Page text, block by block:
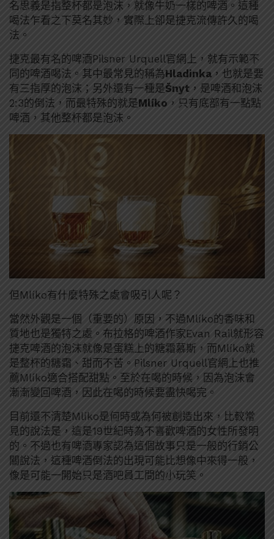
名思義是指整杯都是泡沫，就像牛奶一樣的啤酒。這種
喝法乍看之下莫名其妙，實際上卻是捷克流傳許久的喝
法。
捷克最有名的啤酒Pilsner Urquell官網上，就有示範不
同的啤酒喝法。其中最常見的稱為Hladinka ，也就是要
有三指厚的泡沫；另外還有一種是Šnyt ，是啤酒和泡沫
2:3的倒法，而最特殊的就是Mlíko ，只有底部有一點點
啤酒，其他整杯都是泡沫。
但Mlíko有什麼特殊之處會吸引人呢？
當然外觀是一個（重要的）原因，不過Mlíko的香味和
質地也是獨特之處。布拉格的啤酒作家Evan Rail就形容
捷克啤酒的泡沫就像是蛋糕上的糖霜慕斯，而Mlíko就
是整杯的糖霜、甜而不苦。Pilsner Urquell官網上也推
薦Mlíko適合搭配甜點。至於在喝的時候，因為泡沫會
漸漸變回啤酒，因此在喝的時候要盡快喝完。
目前還不清楚Mlíko是何時或為何被創造出來，比較常
見的說法是，這是19世紀時為不喜歡啤酒的女性所發明
的。不過也有啤酒專家認為這個故事只是一般的行銷公
關說法，這種啤酒倒法的出現可能比想像中來得一般，
像是可能一開始只是酒吧員工間的小玩笑。